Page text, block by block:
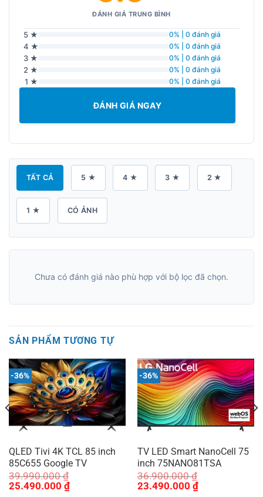
ĐÁNH GIÁ TRUNG BÌNH
5 ★ 0% | 0 đánh giá
4 ★ 0% | 0 đánh giá
3 ★ 0% | 0 đánh giá
2 ★ 0% | 0 đánh giá
1 ★ 0% | 0 đánh giá
ĐÁNH GIÁ NGAY
TẤT CẢ 5 ★ 4 ★ 3 ★ 2 ★
1 ★ CÓ ẢNH
Chưa có đánh giá nào phù hợp với bộ lọc đã chọn.
SẢN PHẨM TƯƠNG TỰ
-36%
QLED Tivi 4K TCL 85 inch
85C655 Google TV
39.990.000₫
Giá
gốc
25.490.000 ₫Giá
hiện
-36%
TV LED Smart NanoCell 75
inch 75NANO81TSA
36.900.000₫
Giá
gốc
23.490.000 ₫Giá
hiện